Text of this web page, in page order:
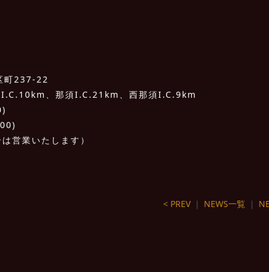
町237-22
I.C.10km、那須I.C.21km、西那須I.C.9km
営業いたします）
< PREV｜ NEWS一覧 ｜